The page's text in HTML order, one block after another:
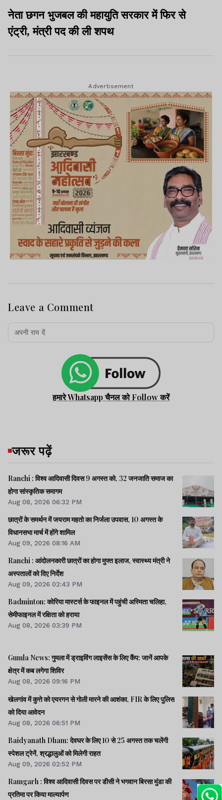
नेता छगन भुजबल की महायुति सरकार में फिर से
एंट्री, मंत्री पद की ली शपथ
Advertisement
Leave a Comment
हमारे Whatsapp चैनल को Follow करें
जरूर पढ़ें
Ranchi : विश्व आदिवासी दिवस 9 अगस्त को, 32 जनजाति समाज का
होगा सांस्कृतिक समागम
Aug 08, 2026 06:32 PM
छात्रों के समर्थन में जयराम महतो का निर्जला उपवास, 10 अगस्त के
विधानसभा मार्च में होंगे शामिल
Aug 09, 2026 08:16 AM
Ranchi : आंदोलनकारी छात्रों का होगा मुफ्त इलाज, स्वास्थ्य मंत्री ने
अस्पतालों को दिए निर्देश
Aug 09, 2026 02:43 PM
Badminton: कोरिया मास्टर्स के फाइनल में पहुंची अस्मिता चलिहा,
सेमीफाइनल में रक्षिता को हराया
Aug 08, 2026 03:39 PM
Gumla News: गुमला में ड्राइविंग लाइसेंस के लिए कैंप: जानें आपके
क्षेत्र में कब लगेगा शिविर
Aug 08, 2026 09:16 PM
खेलगांव में कुत्ते को एयरगन से गोली मारने की आशंका, FIR के लिए पुलिस
को दिया आवेदन
Aug 08, 2026 06:51 PM
Baidyanath Dham: देवघर के लिए 10 से 25 अगस्त तक चलेंगी
स्पेशल ट्रेनें, श्रद्धालुओं को मिलेगी राहत
Aug 09, 2026 02:52 PM
Ramgarh : विश्व आदिवासी दिवस पर डीसी ने भगवान बिरसा मुंडा की
प्रतिमा पर किया माल्यार्पण